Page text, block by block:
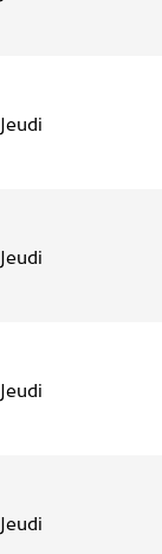
Jeudi
Jeudi
Jeudi
Jeudi